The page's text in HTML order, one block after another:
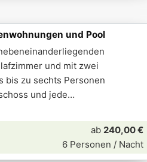
und Pool
und mit zwei
bis zu sechts Personen
und jede
ab 240,00 €
6 Personen / Nacht